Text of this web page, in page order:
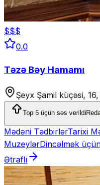
$$$
0.0
Təzə Bəy Hamamı
Şeyx Şamil küçəsi,
Top 5 üçün səs verildi
Mədəni TədbirlərTarixi
MuzeylərDincəlmək
Ətraflı